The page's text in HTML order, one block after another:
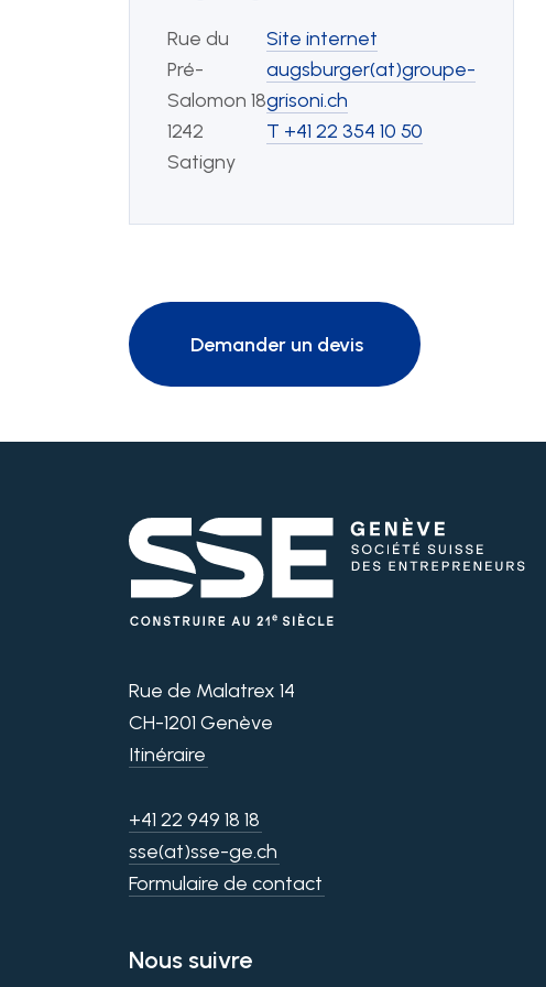
Rue du
Pré-
Salomon 18
1242
Satigny
Site internet
augsburger(at)groupe-
grisoni.ch
T +41 22 354 10 50
Demander un devis
Rue de Malatrex 14
CH-1201 Genève
Itinéraire
+41 22 949 18 18
sse(at)sse-ge.ch
Formulaire de contact
Nous suivre